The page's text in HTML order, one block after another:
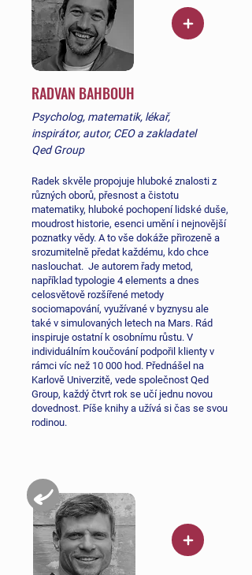
RADVAN BAHBOUH
Psycholog, matematik, lékař,
inspirátor, autor, CEO a zakladatel
Qed Group
Radek skvěle propojuje hluboké znalosti z
různých oborů, přesnost a čistotu
matematiky, hluboké pochopení lidské duše,
moudrost historie, esenci umění i nejnovější
poznatky vědy. A to vše dokáže přirozeně a
srozumitelně předat každému, kdo chce
naslouchat. Je autorem řady metod,
například typologie 4 elements a dnes
celosvětově rozšířené metody
sociomapování, využívané v byznysu ale
také v simulovaných letech na Mars. Rád
inspiruje ostatní k osobnímu růstu. V
individuálním koučování podpořil klienty v
rámci víc než 10 000 hod. Přednášel na
Karlově Univerzitě, vede společnost Qed
Group, každý čtvrt rok se učí jednu novou
dovednost. Píše knihy a užívá si čas se svou
rodinou.